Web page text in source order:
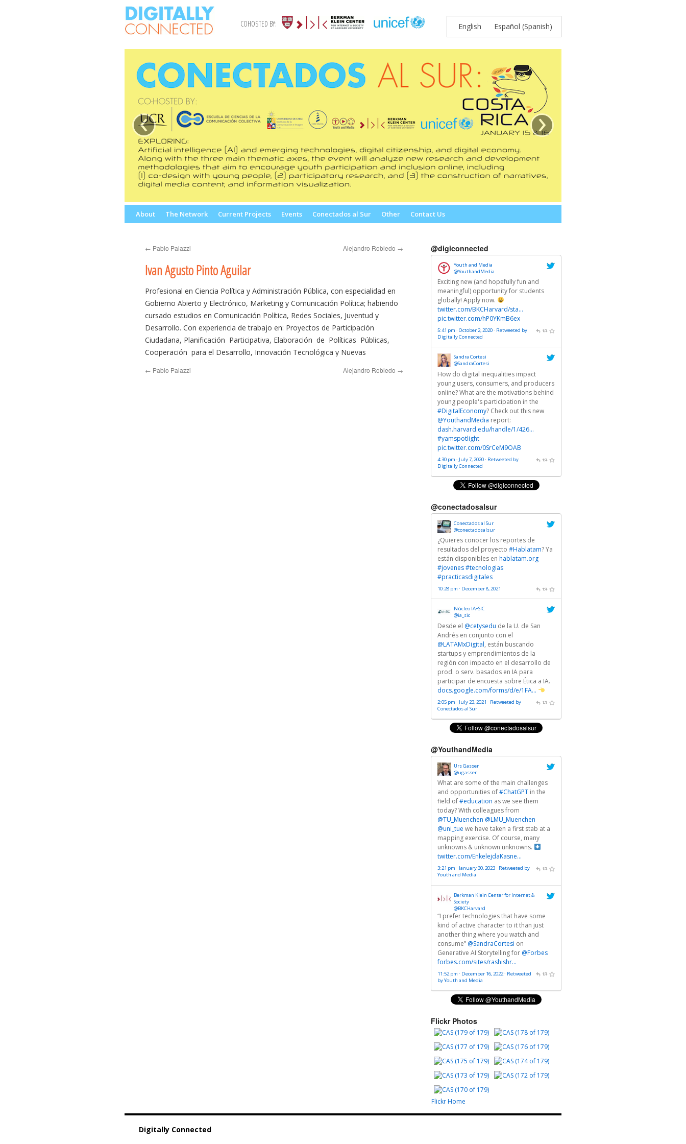
COHOSTED BY: English Español (Spanish)
‹ ›
Skip
content
About The Network Current Projects Events Conectados al Sur Other Contact Us
← Pablo Palazzi Alejandro Robledo →
Ivan Agusto Pinto Aguilar
Profesional en Ciencia Política y Administración Pública, con especialidad en
Gobierno Abierto y Electrónico, Marketing y Comunicación Política; habiendo
cursado estudios en Comunicación Política, Redes Sociales, Juventud y
Desarrollo. Con experiencia de trabajo en: Proyectos de Participación
Ciudadana, Planificación Participativa, Elaboración de Políticas Públicas,
Cooperación para el Desarrollo, Innovación Tecnológica y Nuevas
← Pablo Palazzi Alejandro Robledo →
@digiconnected
Youth and Media
@YouthandMedia
Exciting new (and hopefully fun and
meaningful) opportunity for students
globally! Apply now.
twitter.com/BKCHarvard/sta…
pic.twitter.com/hP0YKmB6ex
5:41 pm · October 2, 2020 · Retweeted by
Digitally Connected
Sandra Cortesi
@SandraCortesi
How do digital inequalities impact
young users, consumers, and producers
online? What are the motivations behind
young people's participation in the
#DigitalEconomy? Check out this new
@YouthandMedia report:
dash.harvard.edu/handle/1/426…
#yamspotlight
pic.twitter.com/0SrCeM9OAB
4:30 pm · July 7, 2020 · Retweeted by
Digitally Connected
@conectadosalsur
Conectados al Sur
@conectadosalsur
¿Quieres conocer los reportes de
resultados del proyecto #Hablatam? Ya
están disponibles en hablatam.org
#jovenes#tecnologias
#practicasdigitales
10:28 pm · December 8, 2021
Núcleo IA+SIC
@ia_sic
Desde el @cetysedu de la U. de San
Andrés en conjunto con el
@LATAMxDigital, están buscando
startups y emprendimientos de la
región con impacto en el desarrollo de
prod. o serv. basados en IA para
participar de encuesta sobre Ética a IA.
docs.google.com/forms/d/e/1FA…
2:05 pm · July 23, 2021 · Retweeted by
Conectados al Sur
@YouthandMedia
Urs Gasser
@ugasser
What are some of the main challenges
and opportunities of#ChatGPT in the
field of#education as we see them
today? With colleagues from
@TU_Muenchen @LMU_Muenchen
@uni_tue we have taken a first stab at a
mapping exercise. Of course, many
unknowns & unknown unknowns.
twitter.com/EnkelejdaKasne…
3:21 pm · January 30, 2023 · Retweeted by
Youth and Media
Berkman Klein Center for Internet &
Society
@BKCHarvard
“I prefer technologies that have some
kind of active character to it than just
another thing where you watch and
consume” @SandraCortesi on
Generative AI Storytelling for @Forbes
forbes.com/sites/rashishr…
11:52 pm · December 16, 2022· Retweeted
by Youth and Media
Flickr Photos
Flickr Home
Digitally Connected